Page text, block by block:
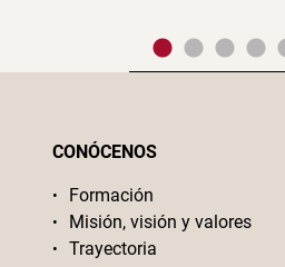
CONÓCENOS
Formación
Misión, visión y valores
Trayectoria